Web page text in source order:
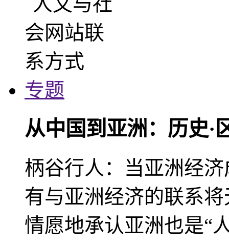
专题
从中国到亚洲：历史·
柄谷行人：当亚洲经
有与亚洲经济的联系
情愿地承认亚洲也是“